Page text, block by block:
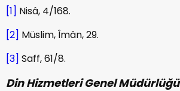
[1] Nisâ, 4/168.
[2] Müslim, Îmân, 29.
[3] Saff, 61/8.
Din Hizmetleri Genel Müdürlüğü